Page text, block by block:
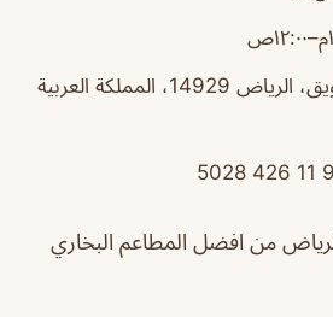
طويق، الرياض 14929، المملكة العربية
من افضل المطاعم البخاري